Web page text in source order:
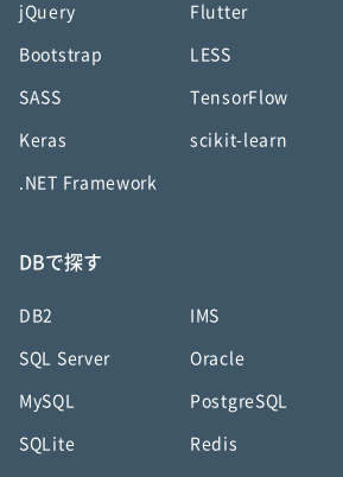
jQuery Flutter
Bootstrap LESS
SASS TensorFlow
Keras scikit-learn
.NET Framework
DBで探す
DB2 IMS
SQL Server Oracle
MySQL PostgreSQL
SQLite Redis